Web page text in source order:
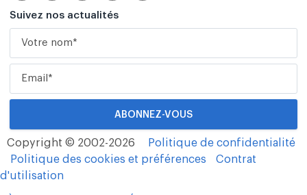
Suivez nos actualités
Copyright © 2002-2026
Politique de confidentialité
Politique des cookies et préférences
Contrat
d'utilisation